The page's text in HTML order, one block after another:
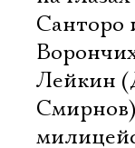
Санторо
Лейкин